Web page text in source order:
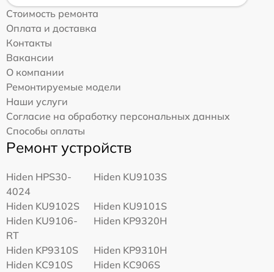
Стоимость ремонта
Оплата и доставка
Контакты
Вакансии
О компании
Ремонтируемые модели
Наши услуги
Согласие на обработку персональных данных
Способы оплаты
Ремонт устройств
Hiden HPS30-
4024
Hiden KU9103S
Hiden KU9102S
Hiden KU9101S
Hiden KU9106-
RT
Hiden KP9320H
Hiden KP9310S
Hiden KP9310H
Hiden KC910S
Hiden KC906S